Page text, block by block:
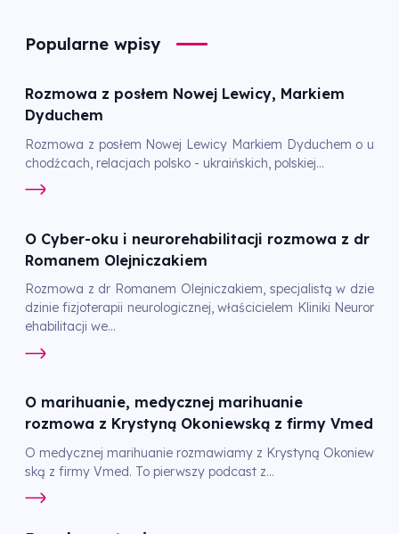
Popularne wpisy
Rozmowa z posłem Nowej Lewicy, Markiem
Dyduchem
Rozmowa z posłem Nowej Lewicy Markiem Dyduchem o u
chodźcach, relacjach polsko - ukraińskich, polskiej...
O Cyber-oku i neurorehabilitacji rozmowa z dr
Romanem Olejniczakiem
Rozmowa z dr Romanem Olejniczakiem, specjalistą w dzie
dzinie fizjoterapii neurologicznej, właścicielem Kliniki Neuror
ehabilitacji we...
O marihuanie, medycznej marihuanie
rozmowa z Krystyną Okoniewską z firmy Vmed
O medycznej marihuanie rozmawiamy z Krystyną Okoniew
ską z firmy Vmed. To pierwszy podcast z...